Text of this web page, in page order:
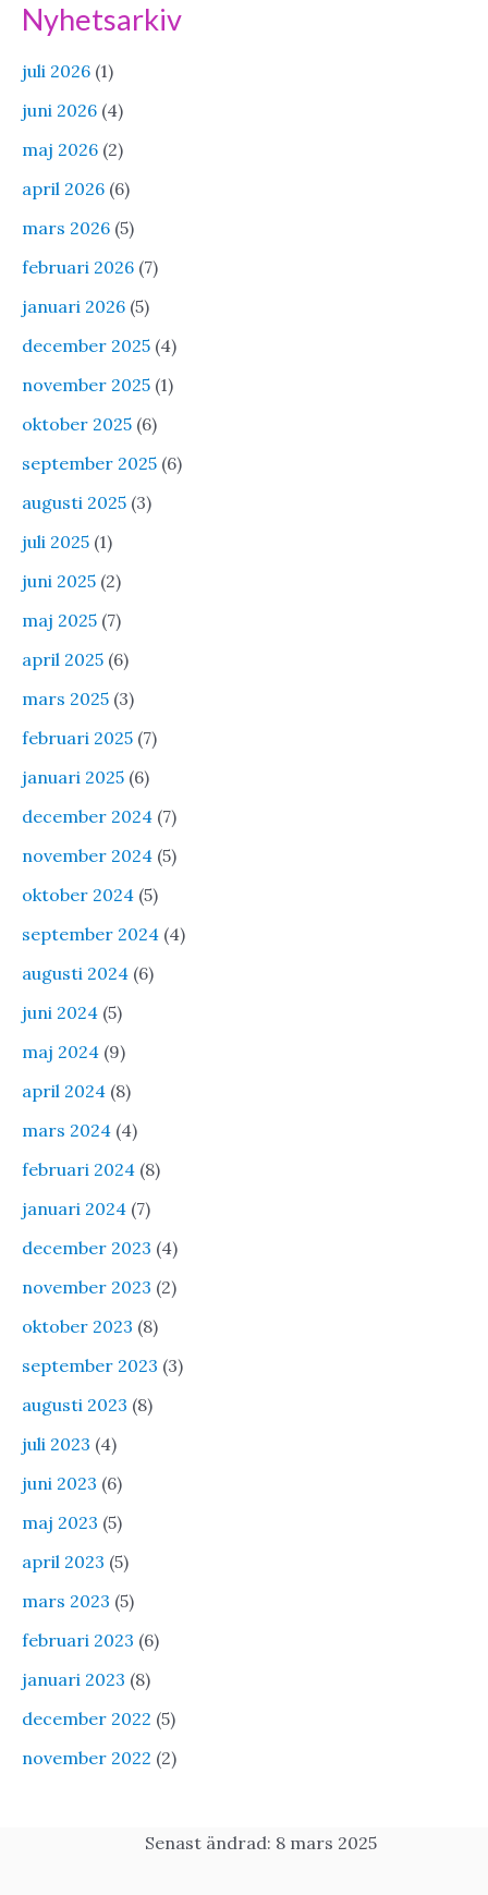
Nyhetsarkiv
juli 2026 (1)
juni 2026 (4)
maj 2026 (2)
april 2026 (6)
mars 2026 (5)
februari 2026 (7)
januari 2026 (5)
december 2025 (4)
november 2025 (1)
oktober 2025 (6)
september 2025 (6)
augusti 2025 (3)
juli 2025 (1)
juni 2025 (2)
maj 2025 (7)
april 2025 (6)
mars 2025 (3)
februari 2025 (7)
januari 2025 (6)
december 2024 (7)
november 2024 (5)
oktober 2024 (5)
september 2024 (4)
augusti 2024 (6)
juni 2024 (5)
maj 2024 (9)
april 2024 (8)
mars 2024 (4)
februari 2024 (8)
januari 2024 (7)
december 2023 (4)
november 2023 (2)
oktober 2023 (8)
september 2023 (3)
augusti 2023 (8)
juli 2023 (4)
juni 2023 (6)
maj 2023 (5)
april 2023 (5)
mars 2023 (5)
februari 2023 (6)
januari 2023 (8)
december 2022 (5)
november 2022 (2)
Senast ändrad: 8 mars 2025